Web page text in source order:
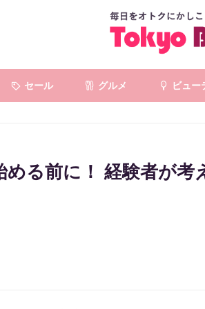
セール グルメ ビュー
める前に！ 経験者が考